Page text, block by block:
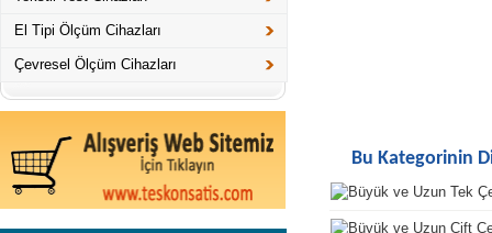
El Tipi Ölçüm Cihazları
Çevresel Ölçüm Cihazları
Bu Kategorinin